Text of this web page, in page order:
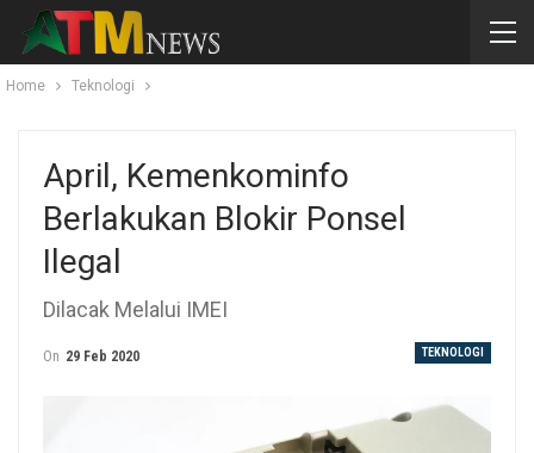
Home Teknologi
April, Kemenkominfo
Berlakukan Blokir Ponsel
Ilegal
Dilacak Melalui IMEI
TEKNOLOGI
On 29 Feb 2020